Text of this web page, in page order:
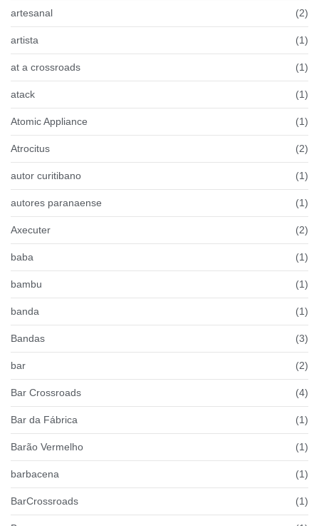
artesanal (2)
artista (1)
at a crossroads (1)
atack (1)
Atomic Appliance (1)
Atrocitus (2)
autor curitibano (1)
autores paranaense (1)
Axecuter (2)
baba (1)
bambu (1)
banda (1)
Bandas (3)
bar (2)
Bar Crossroads (4)
Bar da Fábrica (1)
Barão Vermelho (1)
barbacena (1)
BarCrossroads (1)